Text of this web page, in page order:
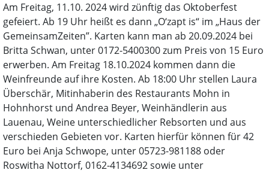
Am Freitag, 11.10. 2024 wird zünftig das Oktoberfest
gefeiert. Ab 19 Uhr heißt es dann „O‘zapt is“ im „Haus der
GemeinsamZeiten”. Karten kann man ab 20.09.2024 bei
Britta Schwan, unter 0172-5400300 zum Preis von 15 Euro
erwerben. Am Freitag 18.10.2024 kommen dann die
Weinfreunde auf ihre Kosten. Ab 18:00 Uhr stellen Laura
Überschär, Mitinhaberin des Restaurants Mohn in
Hohnhorst und Andrea Beyer, Weinhändlerin aus
Lauenau, Weine unterschiedlicher Rebsorten und aus
verschieden Gebieten vor. Karten hierfür können für 42
Euro bei Anja Schwope, unter 05723-981188 oder
Roswitha Nottorf, 0162-4134692 sowie unter